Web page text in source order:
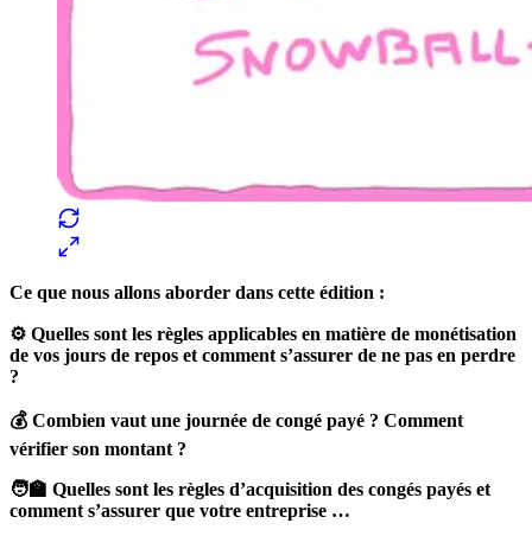
Ce que nous allons aborder dans cette édition :
⚙️ Quelles sont les règles applicables en matière de monétisation
de vos jours de repos et comment s’assurer de ne pas en perdre
?
💰 Combien vaut une journée de congé payé ? Comment
vérifier son montant ?
🧑‍🏫 Quelles sont les règles d’acquisition des congés payés et
comment s’assurer que votre entreprise …